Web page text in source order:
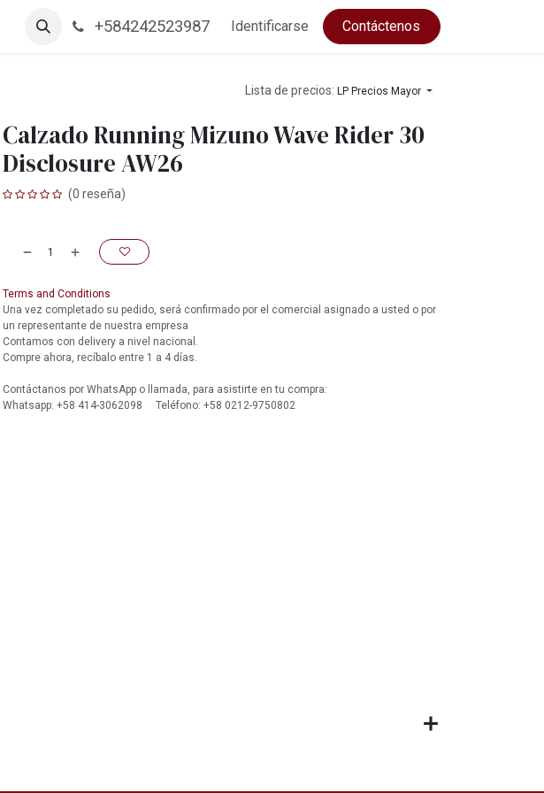
Empleos +584242523987 Identificarse Contáctenos
Lista de precios: LP Precios Mayor
Calzado Running Mizuno Wave Rider 30
Disclosure AW26
(0 reseña)
Terms and Conditions
Una vez completado su pedido, será confirmado por el comercial asignado a usted o por
un representante de nuestra empresa
Contamos con delivery a nivel nacional.
Compre ahora, recíbalo entre 1 a 4 días.
Contáctanos por WhatsApp o llamada, para asistirte en tu compra:
Whatsapp: +58 414-3062098 Teléfono: +58 0212-9750802